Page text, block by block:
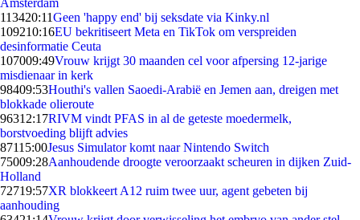
Amsterdam
113420:11Geen 'happy end' bij seksdate via Kinky.nl
109210:16EU bekritiseert Meta en TikTok om verspreiden
desinformatie Ceuta
107009:49Vrouw krijgt 30 maanden cel voor afpersing 12-jarige
misdienaar in kerk
98409:53Houthi's vallen Saoedi-Arabië en Jemen aan, dreigen met
blokkade olieroute
96312:17RIVM vindt PFAS in al de geteste moedermelk,
borstvoeding blijft advies
87115:00Jesus Simulator komt naar Nintendo Switch
75009:28Aanhoudende droogte veroorzaakt scheuren in dijken Zuid-
Holland
72719:57XR blokkeert A12 ruim twee uur, agent gebeten bij
aanhouding